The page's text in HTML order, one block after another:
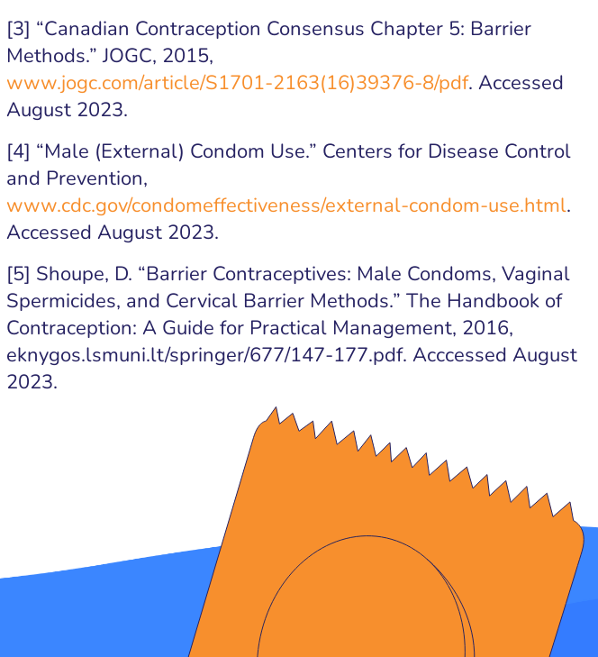
[3] “Canadian Contraception Consensus Chapter 5: Barrier
Methods.” JOGC, 2015,
www.jogc.com/article/S1701-2163(16)39376-8/pdf. Accessed
August 2023.
[4] “Male (External) Condom Use.” Centers for Disease Control
and Prevention,
www.cdc.gov/condomeffectiveness/external-condom-use.html.
Accessed August 2023.
[5] Shoupe, D. “Barrier Contraceptives: Male Condoms, Vaginal
Spermicides, and Cervical Barrier Methods.” The Handbook of
Contraception: A Guide for Practical Management, 2016,
eknygos.lsmuni.lt/springer/677/147-177.pdf. Acccessed August
2023.